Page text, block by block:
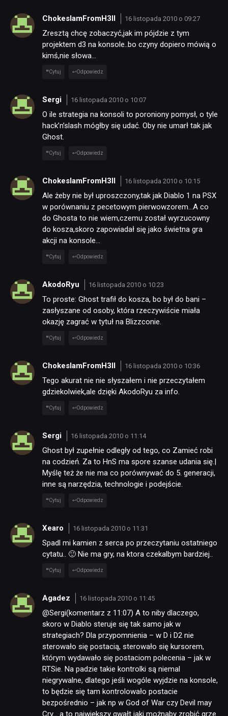
ChokeslamFromH3ll 16 listopada 2010 o 09:27
Zresztą chcę zobaczyć,jak im pójdzie z tym
projektem d3 na konsole..bo czyny dopiero mówią o
kimś,nie słowa…
Cytuj Odpowiedz
Sergi 16 listopada 2010 o 10:07
O ile strategia na konsoli to poroniony pomysł, o tyle
hack’n’slash mógłby się udać. Oby nie umarł tak jak
Ghost.
Cytuj Odpowiedz
ChokeslamFromH3ll 16 listopada 2010 o 10:15
Ale żeby nie był uproszczony,tak jak Diablo 1 na PSX
w porównaniu z pecetowym pierwowzorem…A co
do Ghosta to nie wiem,czemu został wyrzucowny
do kosza,skoro zapowiadał się jako świetna gra
akcji na konsole…
Cytuj Odpowiedz
AkodoRyu 16 listopada 2010 o 10:23
To proste: Ghost trafił do kosza, bo był do bani –
zasłyszane od osoby, która rzeczywiście miała
okazję zagrać w tytuł na Blizzconie.
Cytuj Odpowiedz
ChokeslamFromH3ll 16 listopada 2010 o 10:36
Tego akurat nie nie słyszałem i nie przeczytałem
gdziekolwiek,ale dzięki AkodoRyu za info.
Cytuj Odpowiedz
Sergi 16 listopada 2010 o 11:14
Ghost był zupełnie odległy od tego, co Zamieć robi
na codzień. Za to HnS ma spore szanse udania się.|
Myślę też że nie ma co porównywać do 5. generacji,
inne są narzędzia, technologie i podejście.
Cytuj Odpowiedz
Xearo 16 listopada 2010 o 11:31
Spadl mi kamien z serca po przeczytaniu ostatniego
cytatu.. 🙂 Nie ma gry, na ktora czekalbym bardziej..
Cytuj Odpowiedz
Agadez 16 listopada 2010 o 11:45
@Sergi(komentarz z 11:07) A to niby dlaczego,
skoro w Diablo steruje się tak samo jak w
strategiach? Dla przypomnienia – w D i D2 nie
sterowało się postacią, sterowało się kursorem,
którym wydawało się postaciom polecenia – jak w
RTSie. Na padzie takie kontrolki są niemal
niegrywalne, dlatego jeśli wogóle wyjdzie na konsole,
to będzie się tam kontrolowało postacie
bezpośrednio – jak np w God of War czy Devil may